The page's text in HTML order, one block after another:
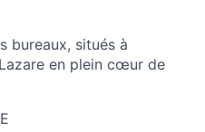
bureaux, situés à
en plein cœur de